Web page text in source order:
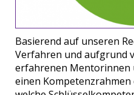
Basierend auf unseren
Verfahren und aufgrund
erfahrenen Mentorinnen
einen